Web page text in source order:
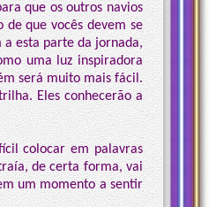
que os outros navios
de que vocês devem se
a esta parte da jornada,
uma luz inspiradora
será muito mais fácil.
Eles conhecerão a
colocar em palavras
de certa forma, vai
um momento a sentir